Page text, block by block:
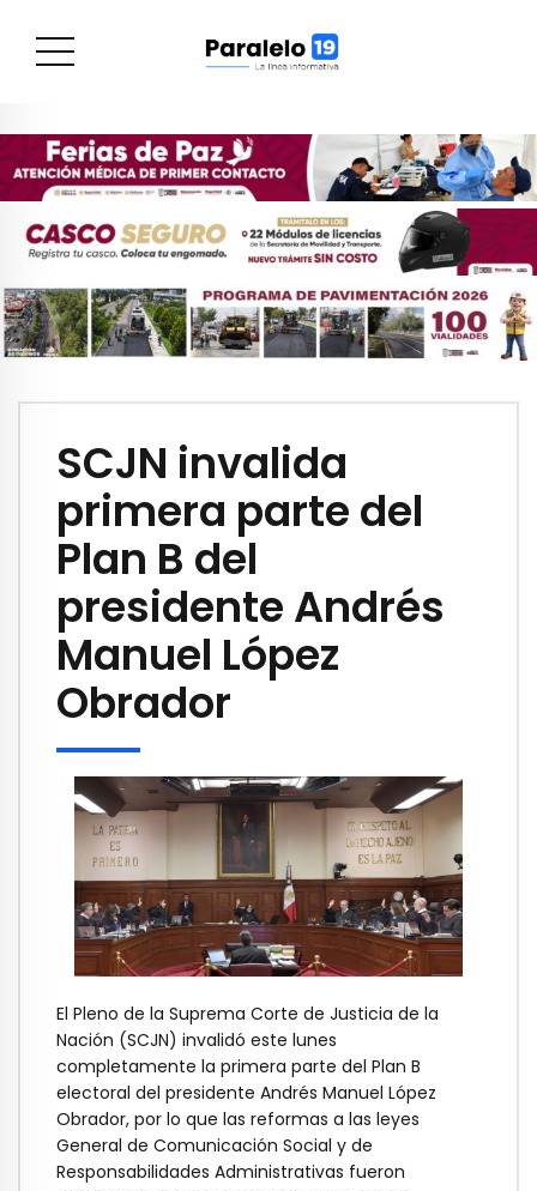
SCJN invalida
primera parte del
Plan B del
presidente Andrés
Manuel López
Obrador
El Pleno de la Suprema Corte de Justicia de la
Nación (SCJN) invalidó este lunes
completamente la primera parte del Plan B
electoral del presidente Andrés Manuel López
Obrador, por lo que las reformas a las leyes
General de Comunicación Social y de
Responsabilidades Administrativas fueron